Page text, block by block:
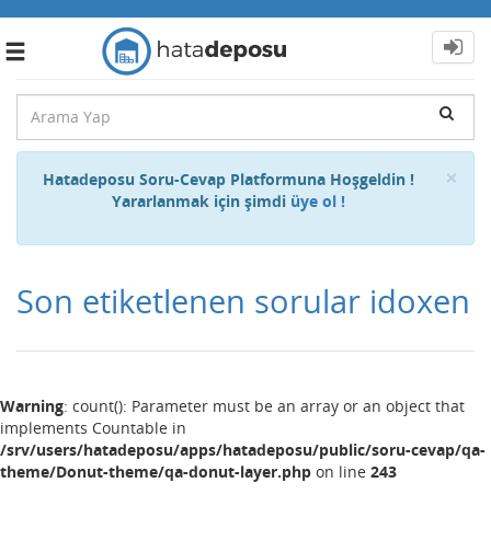
Toggle
×
Hatadeposu Soru-Cevap Platformuna Hoşgeldin !
Yararlanmak için şimdi üye ol !
Son etiketlenen sorular idoxen
Warning: count(): Parameter must be an array or an object that
implements Countable in
/srv/users/hatadeposu/apps/hatadeposu/public/soru-cevap/qa-
theme/Donut-theme/qa-donut-layer.php on line 243